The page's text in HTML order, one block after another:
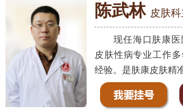
陈武林 皮肤
现任海口肤康
皮肤性病专业工作
经验。是肤康皮肤精